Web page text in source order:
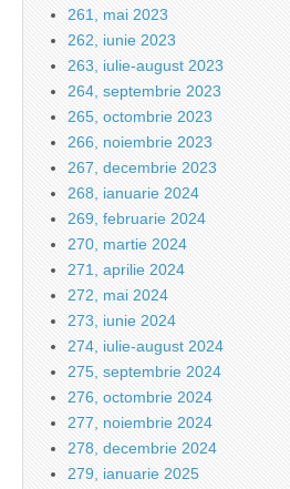
261, mai 2023
262, iunie 2023
263, iulie-august 2023
264, septembrie 2023
265, octombrie 2023
266, noiembrie 2023
267, decembrie 2023
268, ianuarie 2024
269, februarie 2024
270, martie 2024
271, aprilie 2024
272, mai 2024
273, iunie 2024
274, iulie-august 2024
275, septembrie 2024
276, octombrie 2024
277, noiembrie 2024
278, decembrie 2024
279, ianuarie 2025